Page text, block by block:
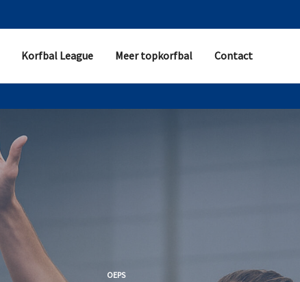
Korfbal League Meer topkorfbal Contact
OEPS